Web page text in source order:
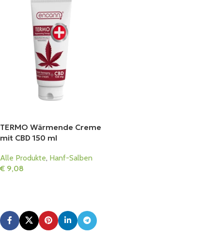
TERMO Wärmende Creme
mit CBD 150 ml
Alle Produkte, Hanf-Salben
€ 9,08